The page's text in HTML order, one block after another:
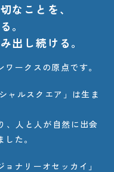
なことを、
。
出し続ける。
ークスの原点です。
ャルスクエア」は生ま
、人と人が自然に出会
た。
ナリーオセッカイ」